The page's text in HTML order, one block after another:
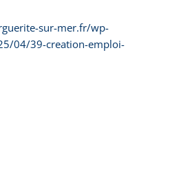
sur-mer.fr/wp-
04/39-creation-emploi-